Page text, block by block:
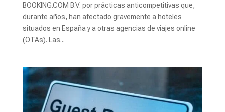
BOOKING.COM B.V. por prácticas anticompetitivas que,
durante años, han afectado gravemente a hoteles
situados en España y a otras agencias de viajes online
(OTAs). Las...